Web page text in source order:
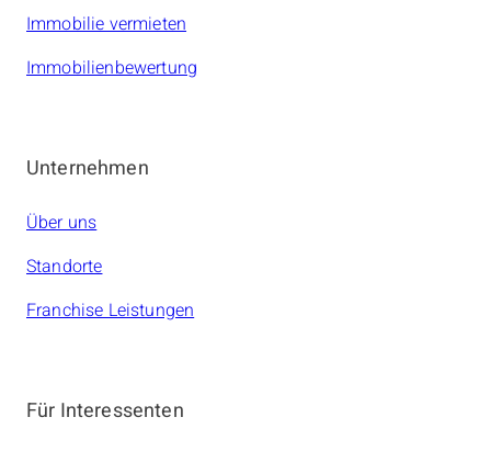
Immobilie vermieten
Immobilienbewertung
Unternehmen
Über uns
Standorte
Franchise Leistungen
Für Interessenten